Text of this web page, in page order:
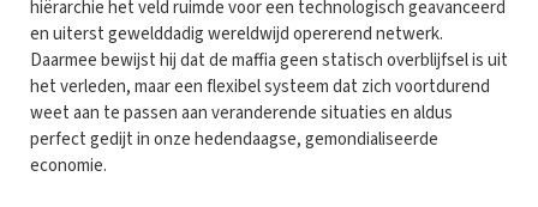
hiërarchie het veld ruimde voor een technologisch geavanceerd
en uiterst gewelddadig wereldwijd opererend netwerk.
Daarmee bewijst hij dat de maffia geen statisch overblijfsel is uit
het verleden, maar een flexibel systeem dat zich voortdurend
weet aan te passen aan veranderende situaties en aldus
perfect gedijt in onze hedendaagse, gemondialiseerde
economie.